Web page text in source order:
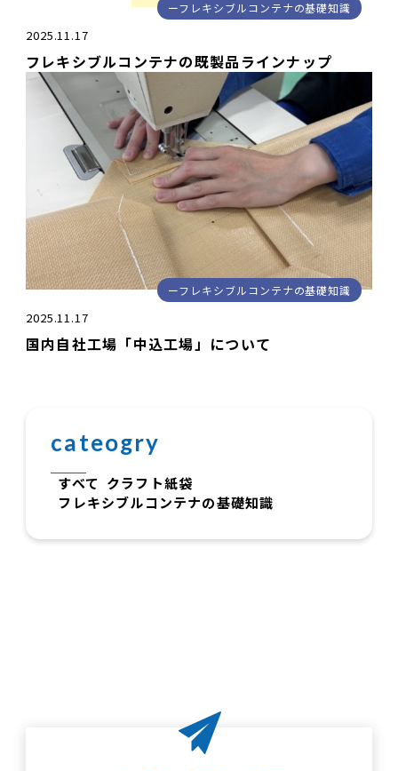
フレキシブルコンテナの基礎知識
2025.11.17
フレキシブルコンテナの既製品ラインナップ
フレキシブルコンテナの基礎知識
2025.11.17
国内自社工場「中込工場」について
cateogry
すべて クラフト紙袋
フレキシブルコンテナの基礎知識